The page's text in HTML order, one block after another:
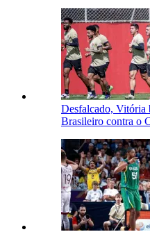
Desfalcado, Vitória
Brasileiro contra o